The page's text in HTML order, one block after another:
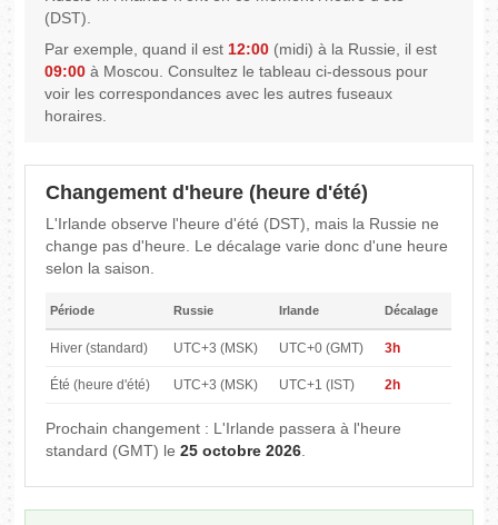
(DST).
Par exemple, quand il est12:00 (midi) à la Russie, il est
09:00 à Moscou. Consultez le tableau ci-dessous pour
voir les correspondances avec les autres fuseaux
horaires.
Changement d'heure (heure d'été)
L'Irlande observe l'heure d'été (DST), mais la Russie ne
change pas d'heure. Le décalage varie donc d'une heure
selon la saison.
Période Russie Irlande Décalage
Hiver (standard) UTC+3 (MSK) UTC+0 (GMT) 3h
Été (heure d'été) UTC+3 (MSK) UTC+1 (IST) 2h
Prochain changement : L'Irlande passera à l'heure
standard (GMT) le25 octobre 2026.